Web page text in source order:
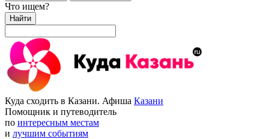
Что ищем?
Найти
Куда сходить в Казани. Афиша Казани
Помощник и путеводитель
по интересным местам
и лучшим событиям